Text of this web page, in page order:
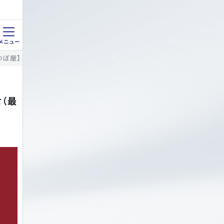
屋】 良寛の道詰合せ（最中5ケ・麩焼きせんべい5ケ）＜3,050ポイント
最